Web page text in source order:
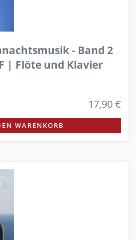
- Band 2
| Flöte und Klavier
17,90 €
WARENKORB